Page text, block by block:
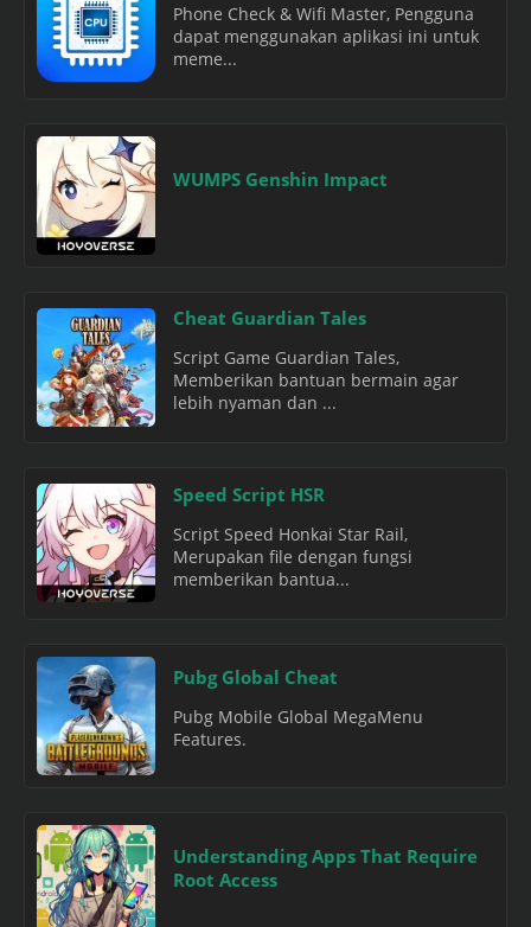
Phone Check & Wifi Master, Pengguna
dapat menggunakan aplikasi ini untuk
meme...
WUMPS Genshin Impact
Cheat Guardian Tales
Script Game Guardian Tales,
Memberikan bantuan bermain agar
lebih nyaman dan ...
Speed Script HSR
Script Speed Honkai Star Rail,
Merupakan file dengan fungsi
memberikan bantua...
Pubg Global Cheat
Pubg Mobile Global MegaMenu
Features.
Understanding Apps That Require
Root Access